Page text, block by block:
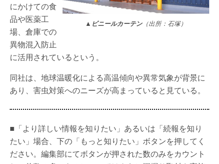
▲ビニールカーテン（出所：石塚）
にかけての食
品や医薬工
場、倉庫での
異物混入防止
に活用されているという。
同社は、地球温暖化による高温傾向や異常気象が背景に
あり、害虫対策へのニーズが高まっていると見ている。
■「より詳しい情報を知りたい」あるいは「続報を知り
たい」場合、下の「もっと知りたい」ボタンを押してく
ださい。編集部にてボタンが押された数のみをカウント